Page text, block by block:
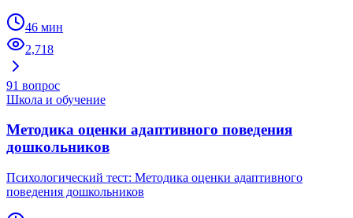
46 мин
2,718
91 вопрос
Школа и обучение
Методика оценки адаптивного поведения
дошкольников
Психологический тест: Методика оценки адаптивного
поведения дошкольников